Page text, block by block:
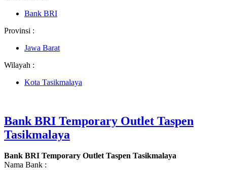
Bank BRI
Provinsi :
Jawa Barat
Wilayah :
Kota Tasikmalaya
Bank BRI Temporary Outlet Taspen
Tasikmalaya
Bank BRI Temporary Outlet Taspen Tasikmalaya
Nama Bank :